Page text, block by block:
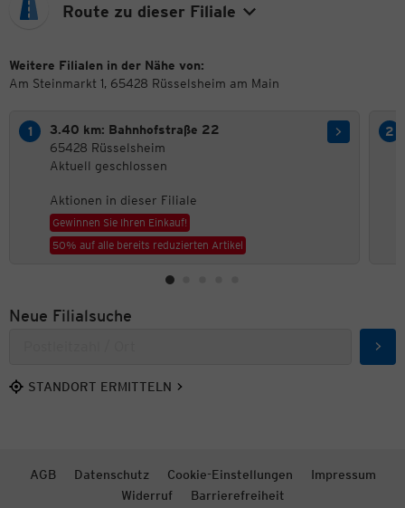
Route zu dieser Filiale
Weitere Filialen in der Nähe von:
Am Steinmarkt 1, 65428 Rüsselsheim am Main
3.40 km: Bahnhofstraße 22
65428 Rüsselsheim
Aktuell geschlossen
Aktionen in dieser Filiale
Gewinnen Sie Ihren Einkauf!
50% auf alle bereits reduzierten Artikel
Neue Filialsuche
STANDORT ERMITTELN
AGB Datenschutz Cookie-Einstellungen
Impressum
Widerruf
Barrierefreiheit